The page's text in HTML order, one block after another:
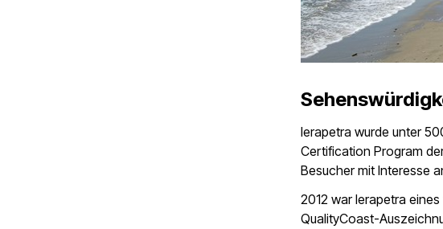
Ierapetra wurde unter
Certification Program
Besucher mit Interesse
2012 war Ierapetra
QualityCoast-